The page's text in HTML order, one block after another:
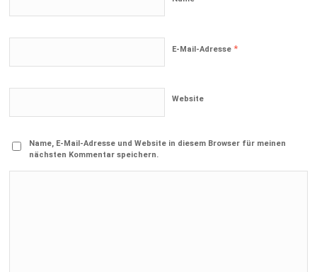
E-Mail-Adresse*
Website
Name, E-Mail-Adresse und Website in diesem Browser für meinen
nächsten Kommentar speichern.